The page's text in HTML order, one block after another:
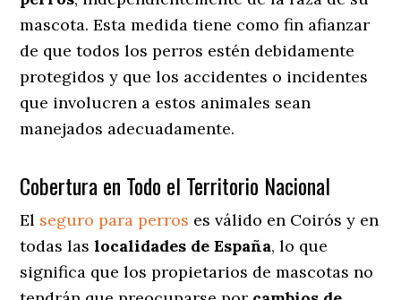
mascota. Esta medida tiene como fin afianzar
de que todos los perros estén debidamente
protegidos y que los accidentes o incidentes
que involucren a estos animales sean
manejados adecuadamente.
Cobertura en Todo el Territorio Nacional
El seguro para perros es válido en Coirós y en
todas laslocalidades de España, lo que
significa que los propietarios de mascotas no